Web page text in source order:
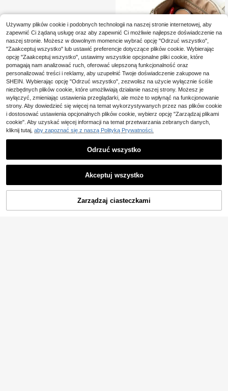
torby/walizki – niezbędny dodatek
do aktywności na świeżym powietr
zu
Przenośny organizer do kabli ładow
ania telefonu, antysplątujący, uniw
ersalny winder do kabli na biurko i
w podróż, elastyczny przenośny kli
ps do kabli ładowania słuchawek, o
dpowiedni do dojazdów i podróży
34 Left
16 ,51zł
KUP TERAZ DODAJ DO KOSZYKA
Używamy plików cookie i podobnych technologii na naszej stronie internetowej, aby
zapewnić Ci żądaną usługę oraz aby zapewnić Ci możliwie najlepsze doświadczenie na
naszej stronie. Możesz w dowolnym momencie wybrać opcję "Odrzuć wszystko",
"Zaakceptuj wszystko" lub ustawić preferencje dotyczące plików cookie. Wybierając
opcję "Zaakceptuj wszystko", ustawimy wszystkie opcjonalne pliki cookie, które
pomagają nam analizować ruch, oferować ulepszoną funkcjonalność oraz
personalizować treści i reklamy, aby uzupełnić Twoje doświadczenie zakupowe na
SHEIN. Wybierając opcję "Odrzuć wszystko", zezwolisz na użycie wyłącznie ściśle
niezbędnych plików cookie, które umożliwiają działanie naszej strony. Możesz je
wyłączyć, zmieniając ustawienia przeglądarki, ale może to wpłynąć na funkcjonowanie
strony. Aby dowiedzieć się więcej na temat wykorzystywanych przez nas plików cookie
i dostosować ustawienia opcjonalnych plików cookie, wybierz opcję "Zarządzaj plikami
cookie". Aby uzyskać więcej informacji na temat przetwarzania zebranych danych,
kliknij tutaj, aby zapoznać się z naszą Polityką Prywatności.
Odrzuć wszystko
Akceptuj wszystko
Zarządzaj ciasteczkami